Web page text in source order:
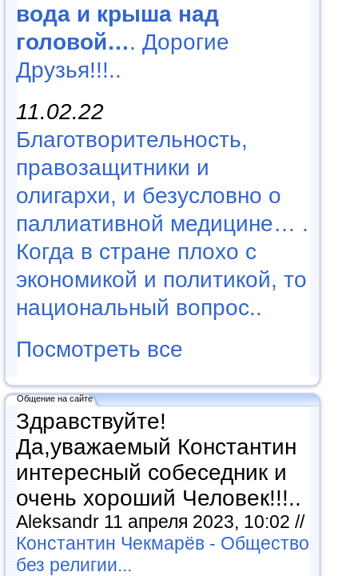
вода и крыша над
головой…. Дорогие
Друзья!!!..
11.02.22
Благотворительность,
правозащитники и
олигархи, и безусловно о
паллиативной медицине… .
Когда в стране плохо с
экономикой и политикой, то
национальный вопрос..
Посмотреть все
Общение на сайте
Здравствуйте!
Да,уважаемый Константин
интересный собеседник и
очень хороший Человек!!!..
Aleksandr 11 апреля 2023, 10:02 //
Константин Чекмарёв - Общество
без религии...